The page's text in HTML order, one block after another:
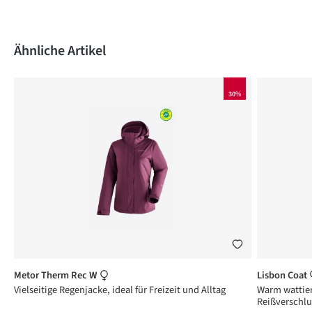
Produktgalerie überspringen
Ähnliche Artikel
30%
Metor Therm Rec W
Vielseitige Regenjacke, ideal für Freizeit und Alltag
Lisbon Coat
Warm